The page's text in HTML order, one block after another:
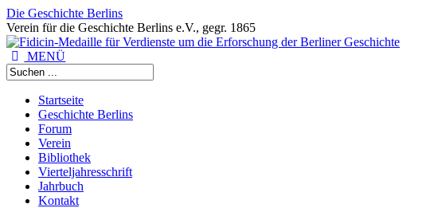
Die Geschichte Berlins
Verein für die Geschichte Berlins e.V., gegr. 1865
MENÜ
Startseite
Geschichte Berlins
Forum
Verein
Bibliothek
Vierteljahresschrift
Jahrbuch
Kontakt